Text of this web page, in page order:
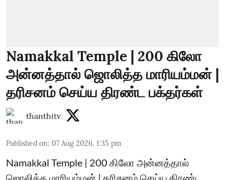
Namakkal Temple | 200 கிலோ
அன்னத்தால் ஜொலித்த மாரியம்மன் |
தரிசனம் செய்ய திரண்ட பக்தர்கள்
thanthitv
Published on: 07 Aug 2026, 1:35 pm
Namakkal Temple | 200 கிலோ அன்னத்தால்
ஜொலித்த மாரியம்மன் | தரிசனம் செய்ய திரண்ட